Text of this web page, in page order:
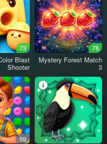
76
Mystery Forest Match
3
73
Blast
Shooter
59